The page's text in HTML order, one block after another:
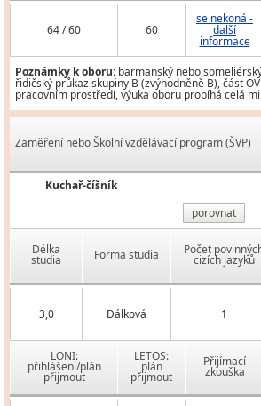
64 / 60 60
se nekoná -
další
informace
Poznámky k oboru: barmanský nebo
řidičský průkaz skupiny B (zvýhodněně B), část
pracovním prostředí, výuka oboru probíhá celá
Zaměření nebo Školní vzdělávací program (ŠVP)
Kuchař-číšník
porovnat
Délka
studia Forma studia Počet
cizích jazyků
3,0 Dálková 1
LONI:
přihlášení/plán
přijmout
LETOS:
plán
přijmout
Přijímací
zkouška